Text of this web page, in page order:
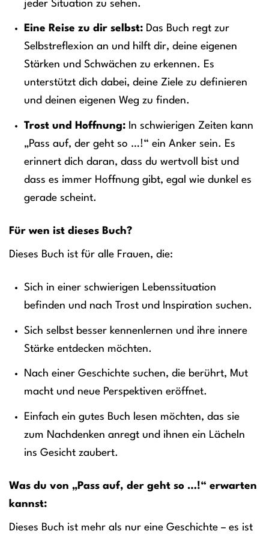
jeder Situation zu sehen.
Eine Reise zu dir selbst:Das Buch regt zur
Selbstreflexion an und hilft dir, deine eigenen
Stärken und Schwächen zu erkennen. Es
unterstützt dich dabei, deine Ziele zu definieren
und deinen eigenen Weg zu finden.
Trost und Hoffnung:In schwierigen Zeiten kann
„Pass auf, der geht so …!“ ein Anker sein. Es
erinnert dich daran, dass du wertvoll bist und
dass es immer Hoffnung gibt, egal wie dunkel es
gerade scheint.
Für wen ist dieses Buch?
Dieses Buch ist für alle Frauen, die:
Sich in einer schwierigen Lebenssituation
befinden und nach Trost und Inspiration suchen.
Sich selbst besser kennenlernen und ihre innere
Stärke entdecken möchten.
Nach einer Geschichte suchen, die berührt, Mut
macht und neue Perspektiven eröffnet.
Einfach ein gutes Buch lesen möchten, das sie
zum Nachdenken anregt und ihnen ein Lächeln
ins Gesicht zaubert.
Was du von „Pass auf, der geht so …!“ erwarten
kannst:
Dieses Buch ist mehr als nur eine Geschichte – es ist